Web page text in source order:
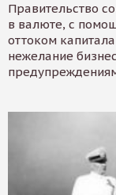
Правительство
в валюте, с
оттоком
нежелание